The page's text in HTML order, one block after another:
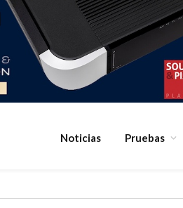
Noticias Pruebas